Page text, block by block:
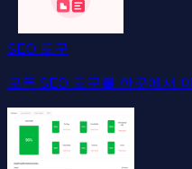
SEO 도구
모든 SEO 도구를 한곳에서